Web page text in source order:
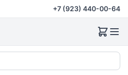
+7 (923) 440-00-64